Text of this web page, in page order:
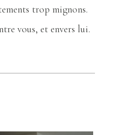
trop mignons.
vous, et envers lui.